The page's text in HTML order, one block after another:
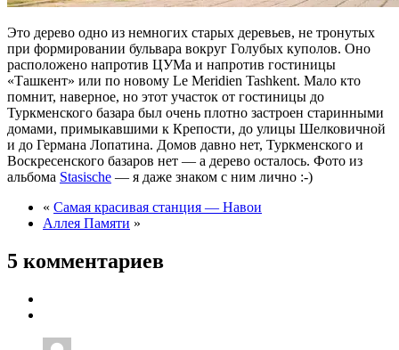
Это дерево одно из немногих старых деревьев, не тронутых
при формировании бульвара вокруг Голубых куполов. Оно
расположено напротив ЦУМа и напротив гостиницы
«Ташкент» или по новому Le Meridien Tashkent. Мало кто
помнит, наверное, но этот участок от гостиницы до
Туркменского базара был очень плотно застроен старинными
домами, примыкавшими к Крепости, до улицы Шелковичной
и до Германа Лопатина. Домов давно нет, Туркменского и
Воскресенского базаров нет — а дерево осталось. Фото из
альбома Stasische — я даже знаком с ним лично :-)
« Самая красивая станция — Навои
Аллея Памяти »
5 комментариев